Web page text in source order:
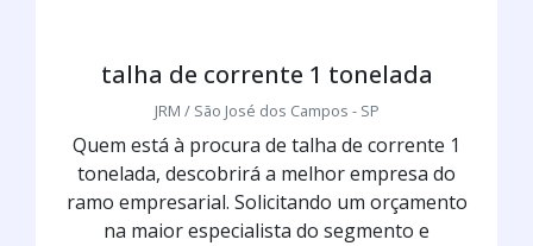
talha de corrente 1 tonelada
JRM / São José dos Campos - SP
Quem está à procura de talha de corrente 1
tonelada, descobrirá a melhor empresa do
ramo empresarial. Solicitando um orçamento
na maior especialista do segmento e